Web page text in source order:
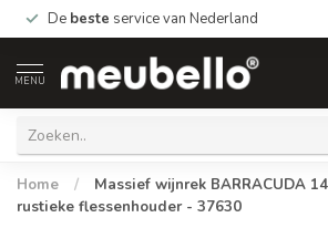
De beste service van Nederland
MENU
Home /
Massief wijnrek BARRACUDA
rustieke flessenhouder - 37630